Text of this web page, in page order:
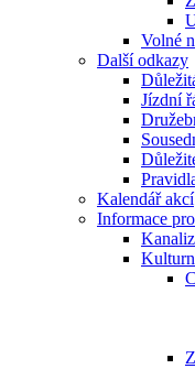
Volné
Další odkazy
Jízdní
Kalendář akcí
Informace